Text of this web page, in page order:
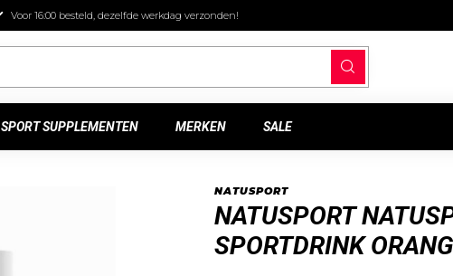
Voor 16:00 besteld, dezelfde werkdag verzonden!
SPORT SUPPLEMENTEN MERKEN SALE
NATUSPORT
NATUSPORT
SPORTDRINK